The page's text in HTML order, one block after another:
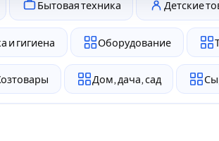
Бытовая техника Детские
и гигиена Оборудование
Дом, дача, сад